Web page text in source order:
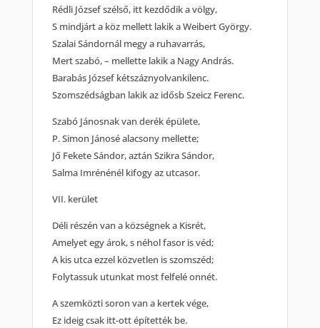
Rédli József szélső, itt kezdődik a völgy,
S mindjárt a köz mellett lakik a Weibert György.
Szalai Sándornál megy a ruhavarrás,
Mert szabó, – mellette lakik a Nagy András.
Barabás József kétszáznyolvankilenc.
Szomszédságban lakik az idősb Szeicz Ferenc.
Szabó Jánosnak van derék épülete,
P. Simon Jánosé alacsony mellette;
Jő Fekete Sándor, aztán Szikra Sándor,
Salma Imrénénél kifogy az utcasor.
VII. kerület
Déli részén van a községnek a Kisrét,
Amelyet egy árok, s néhol fasor is véd;
A kis utca ezzel közvetlen is szomszéd;
Folytassuk utunkat most felfelé onnét.
A szemközti soron van a kertek vége,
Ez ideig csak itt-ott építették be.